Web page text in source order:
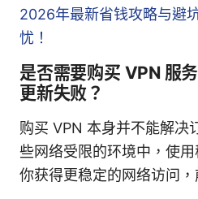
2026年最新省钱攻略与避
忧！
是否需要购买 VPN 服
更新失败？
购买 VPN 本身并不能解决
些网络受限的环境中，使
你获得更稳定的网络访问，